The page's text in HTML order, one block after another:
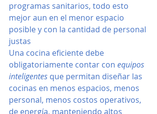
programas sanitarios, todo esto
mejor aun en el menor espacio
posible y con la cantidad de personal
justas
Una cocina eficiente debe
obligatoriamente contar con equipos
inteligentes que permitan diseñar las
cocinas en menos espacios, menos
personal, menos costos operativos,
de energía, manteniendo altos